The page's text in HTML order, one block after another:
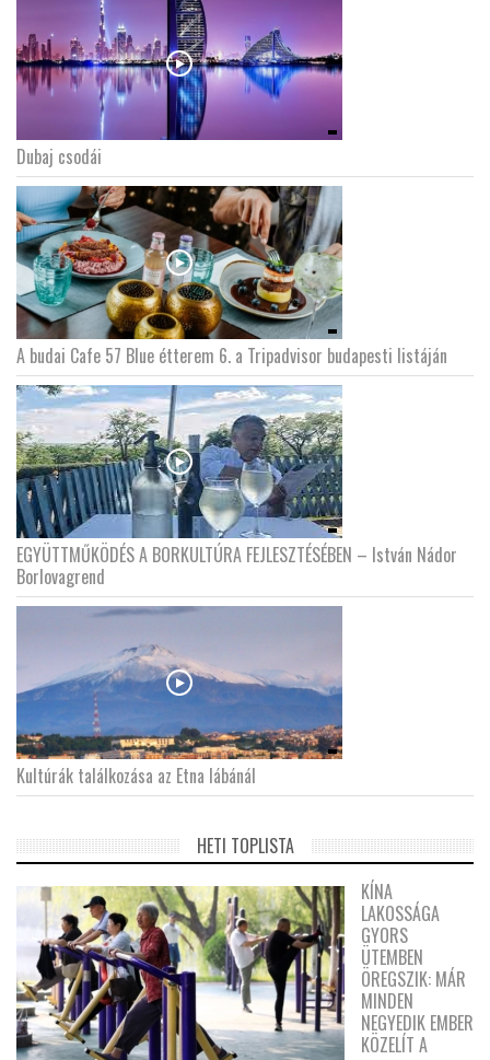
Dubaj csodái
A budai Cafe 57 Blue étterem 6. a Tripadvisor budapesti listáján
EGYÜTTMŰKÖDÉS A BORKULTÚRA FEJLESZTÉSÉBEN – István Nádor
Borlovagrend
Kultúrák találkozása az Etna lábánál
HETI TOPLISTA
KÍNA
LAKOSSÁGA
GYORS
ÜTEMBEN
ÖREGSZIK: MÁR
MINDEN
NEGYEDIK EMBER
KÖZELÍT A